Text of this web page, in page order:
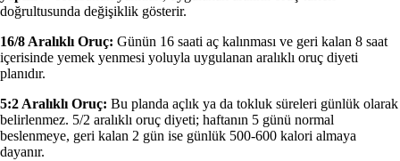
doğrultusunda değişiklik gösterir.
16/8 Aralıklı Oruç: Günün 16 saati aç kalınması ve geri kalan 8 saat
içerisinde yemek yenmesi yoluyla uygulanan aralıklı oruç diyeti
planıdır.
5:2 Aralıklı Oruç: Bu planda açlık ya da tokluk süreleri günlük olarak
belirlenmez. 5/2 aralıklı oruç diyeti; haftanın 5 günü normal
beslenmeye, geri kalan 2 gün ise günlük 500-600 kalori almaya
dayanır.